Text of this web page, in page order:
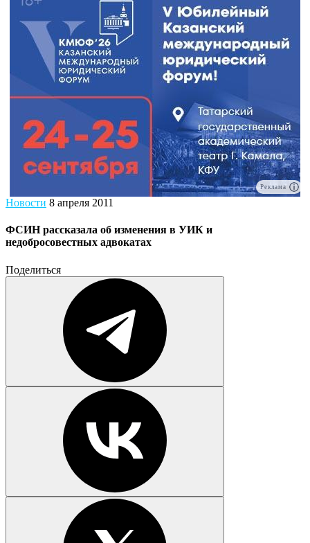
Реклама
Новости 8 апреля 2011
ФСИН рассказала об изменения в УИК и
недобросовестных адвокатах
Поделиться